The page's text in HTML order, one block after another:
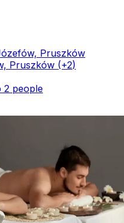
Pruszków
Pruszków (+2)
2 people